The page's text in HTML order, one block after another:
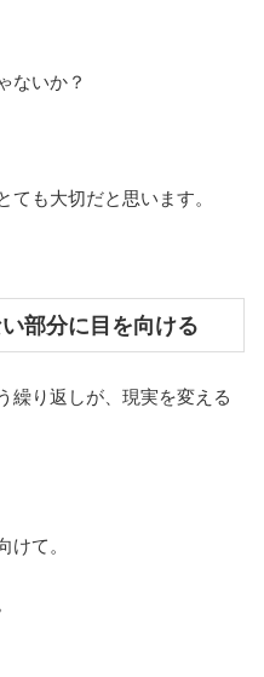
ないか？
ても大切だと思います。
部分に目を向ける
繰り返しが、現実を変える
けて。